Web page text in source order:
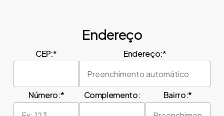
Endereço
CEP:* Endereço:*
Número:* Complemento: Bairro:*